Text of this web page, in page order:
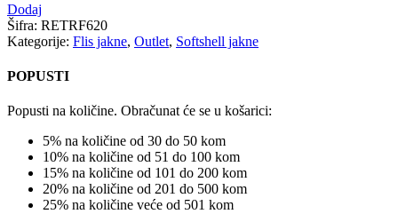
Dodaj
Šifra: RETRF620
Kategorije: Flis jakne, Outlet, Softshell jakne
POPUSTI
Popusti na količine. Obračunat će se u košarici:
5% na količine od 30 do 50 kom
10% na količine od 51 do 100 kom
15% na količine od 101 do 200 kom
20% na količine od 201 do 500 kom
25% na količine veće od 501 kom